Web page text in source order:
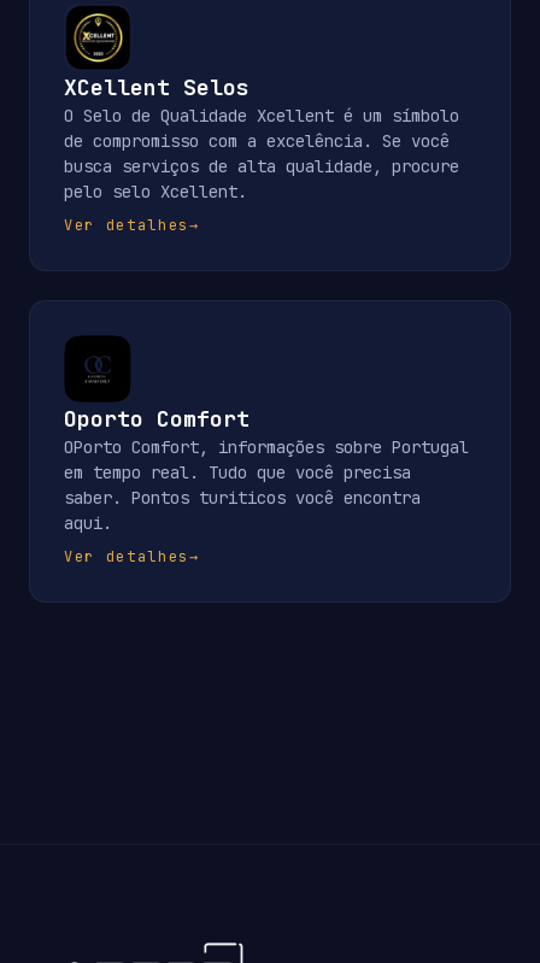
XCellent Selos
O Selo de Qualidade Xcellent é um símbolo
de compromisso com a excelência. Se você
busca serviços de alta qualidade, procure
pelo selo Xcellent.
Ver detalhes→
Oporto Comfort
OPorto Comfort, informações sobre Portugal
em tempo real. Tudo que você precisa
saber. Pontos turiticos você encontra
aqui.
Ver detalhes→